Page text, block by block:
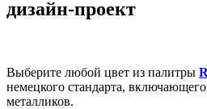
дизайн-проект
Выберите любой цвет из палитры
немецкого стандарта,
металликов.